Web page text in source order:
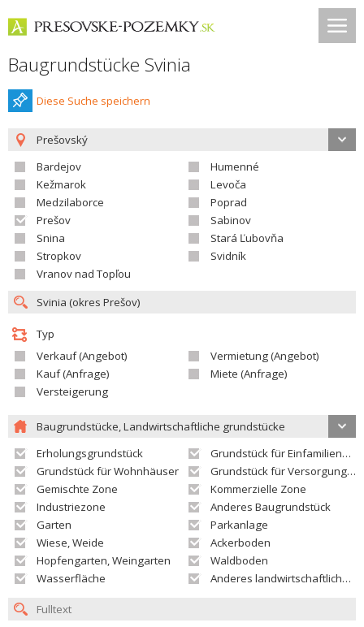
Baugrundstücke Svinia
Diese Suche speichern
Prešovský
Bardejov
Humenné
Kežmarok
Levoča
Medzilaborce
Poprad
Prešov
Sabinov
Snina
Stará Ľubovňa
Stropkov
Svidník
Vranov nad Topľou
Typ
Verkauf (Angebot)
Vermietung (Angebot)
Kauf (Anfrage)
Miete (Anfrage)
Versteigerung
Baugrundstücke, Landwirtschaftliche grundstücke
Erholungsgrundstück
Grundstück für Einfamilienhäuser
Grundstück für Wohnhäuser
Grundstück für Versorgungseinrichtungen
Gemischte Zone
Kommerzielle Zone
Industriezone
Anderes Baugrundstück
Garten
Parkanlage
Wiese, Weide
Ackerboden
Hopfengarten, Weingarten
Waldboden
Wasserfläche
Anderes landwirtschaftliches Grundstück